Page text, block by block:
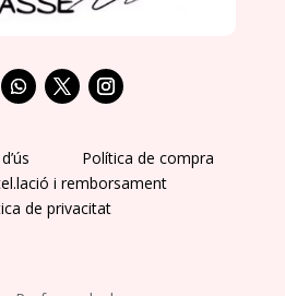
Política de compra
i remborsament
de privacitat